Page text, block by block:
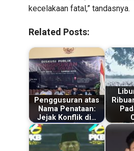
kecelakaan fatal,” tandasnya.
Related Posts:
Penggusuran atas
Nama Penataan:
Jejak Konflik di…